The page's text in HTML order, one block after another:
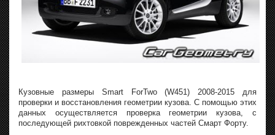
Кузовные размеры Smart ForTwo (W451) 2008-2015 для
проверки и восстановления геометрии кузова. С помощью этих
данных осуществляется проверка геометрии кузова, с
последующей рихтовкой поврежденных частей Смарт Форту.